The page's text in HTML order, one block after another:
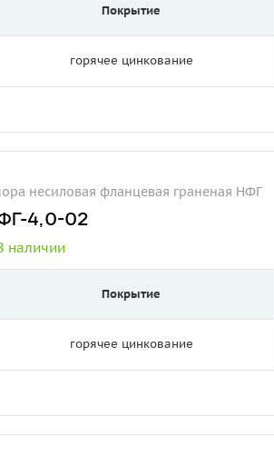
Покрытие
горячее цинкование
несиловая фланцевая граненая НФГ
4,0-02
наличии
Покрытие
горячее цинкование